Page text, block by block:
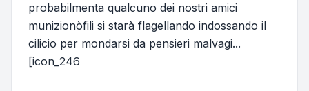
probabilmenta qualcuno dei nostri amici
munizionòfili si starà flagellando indossando il
cilicio per mondarsi da pensieri malvagi...
[icon_246